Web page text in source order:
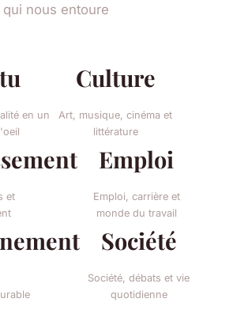
qui nous entoure
en un
Culture
Art, musique, cinéma et
littérature
et
Emploi
Emploi, carrière et
monde du travail
Société
Société, débats et vie
quotidienne